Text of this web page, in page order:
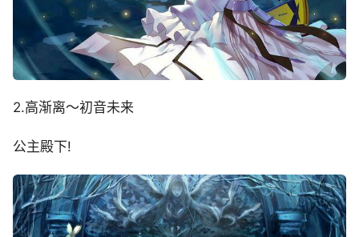
2.高渐离～初音未来
公主殿下!